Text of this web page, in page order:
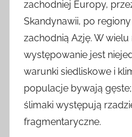
zachodniej Europy,
Skandynawii, po
zachodnią Azję. W
występowanie jest
warunki siedliskowe i
populacje bywają
ślimaki występują
fragmentaryczne.